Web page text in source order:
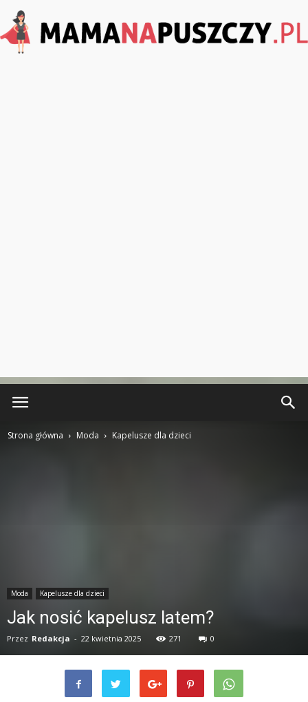
Strona główna Moda Kapelusze dla dzieci
Moda Kapelusze dla dzieci
Jak nosić kapelusz latem?
Przez Redakcja - 22 kwietnia 2025 271 0